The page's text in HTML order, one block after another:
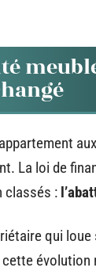
appartement
La loi de
classés :
qui
évolution